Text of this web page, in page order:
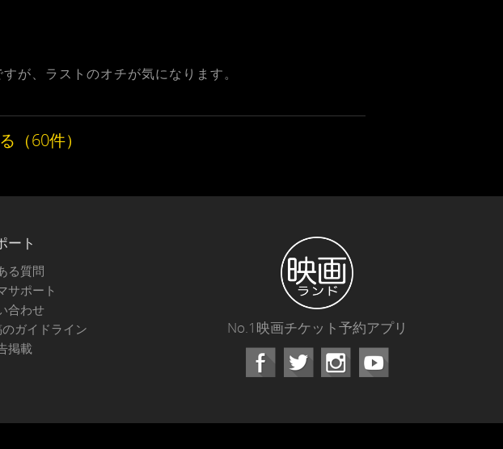
が、ラストのオチが気になります。
（60件）
ート
る質問
サポート
合わせ
ガイドライン
掲載
No.1映画チケット予約アプリ
Facebook Instagram